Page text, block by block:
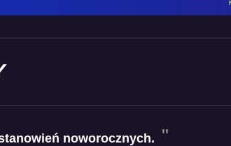
noworocznych.